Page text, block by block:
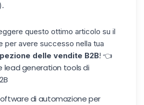
questo ottimo articolo su il
per avere successo nella tua
delle vendite B2B! 👈
lead generation tools di
di automazione per